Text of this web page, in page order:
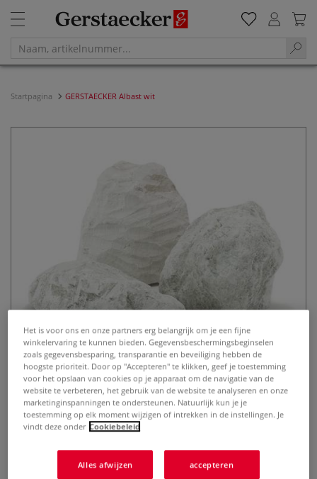
Startpagina GERSTAECKER Albast wit
0 Beoordeling
Het is voor ons en onze partners erg belangrijk om je een fijne
winkelervaring te kunnen bieden. Gegevensbeschermingsbeginselen
zoals gegevensbesparing, transparantie en beveiliging hebben de
hoogste prioriteit. Door op "Accepteren" te klikken, geef je toestemming
voor het opslaan van cookies op je apparaat om de navigatie van de
website te verbeteren, het gebruik van de website te analyseren en onze
marketinginspanningen te ondersteunen. Natuurlijk kun je je
toestemming op elk moment wijzigen of intrekken in de instellingen. Je
vindt deze onder Cookiebeleid
Alles afwijzen accepteren